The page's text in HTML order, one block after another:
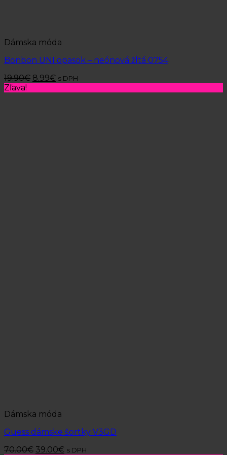
Dámska móda
Bonbon UNI opasok – neónová žltá 0754
19.90€ 8.99€ s DPH
Zľava!
Dámska móda
Guess dámske šortky V3GD
70.00€ 39.00€ s DPH